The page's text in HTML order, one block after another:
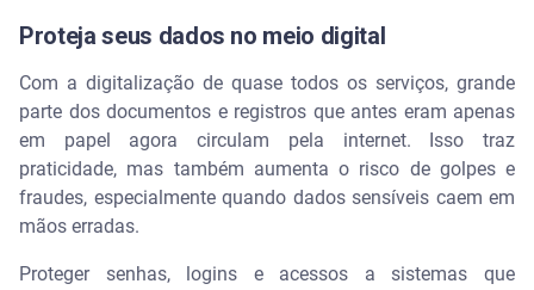
Proteja seus dados no meio digital
Com a digitalização de quase todos os serviços, grande
parte dos documentos e registros que antes eram apenas
em papel agora circulam pela internet. Isso traz
praticidade, mas também aumenta o risco de golpes e
fraudes, especialmente quando dados sensíveis caem em
mãos erradas.
Proteger senhas, logins e acessos a sistemas que